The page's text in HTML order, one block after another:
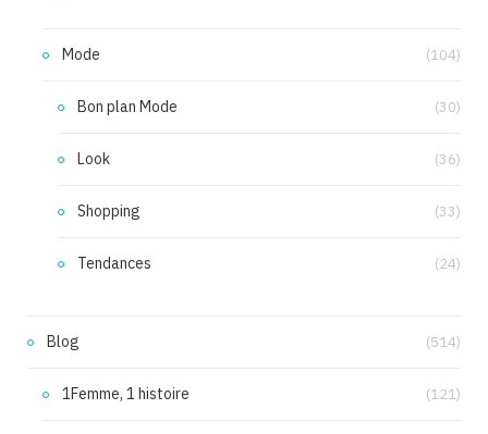
Mode (104)
Bon plan Mode (30)
Look (36)
Shopping (33)
Tendances (24)
Blog (514)
1Femme, 1 histoire (121)